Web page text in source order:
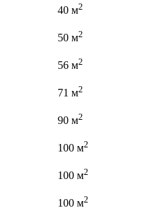
40 м2
50 м2
56 м2
71 м2
90 м2
100 м2
100 м2
100 м2